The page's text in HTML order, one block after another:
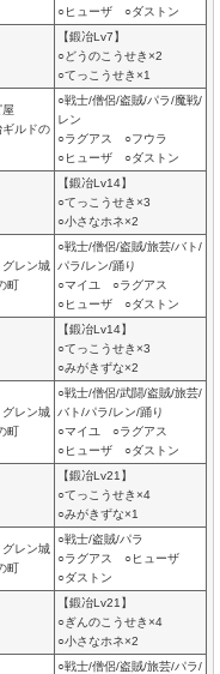
○ヒューザ ○ダストン
【鍛冶Lv7】
○どうのこうせき×2
○てっこうせき×1
ルドの
○戦士/僧侶/盗賊/パラ/魔戦/
レン
○ラグアス ○フウラ
○ヒューザ ○ダストン
【鍛冶Lv14】
○てっこうせき×3
○小さなホネ×2
レン城
町
○戦士/僧侶/盗賊/旅芸/バト/
パラ/レン/踊り
○マイユ ○ラグアス
○ヒューザ ○ダストン
【鍛冶Lv14】
○てっこうせき×3
○みがきずな×2
レン城
町
○戦士/僧侶/武闘/盗賊/旅芸/
バト/パラ/レン/踊り
○マイユ ○ラグアス
○ヒューザ ○ダストン
【鍛冶Lv21】
○てっこうせき×4
○みがきずな×1
レン城
町
○戦士/盗賊/パラ
○ラグアス ○ヒューザ
○ダストン
【鍛冶Lv21】
○ぎんのこうせき×4
○小さなホネ×2
○戦士/僧侶/盗賊/旅芸/パラ/